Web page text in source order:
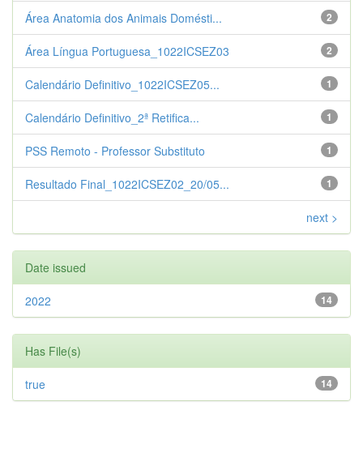
2
Área Anatomia dos Animais Domésti...
2
Área Língua Portuguesa_1022ICSEZ03
1
Calendário Definitivo_1022ICSEZ05...
1
Calendário Definitivo_2ª Retifica...
1
PSS Remoto - Professor Substituto
1
Resultado Final_1022ICSEZ02_20/05...
next >
Date issued
14
2022
Has File(s)
14
true